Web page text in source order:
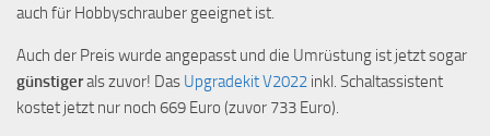
auch für Hobbyschrauber geeignet ist.
Auch der Preis wurde angepasst und die Umrüstung ist jetzt sogar
günstigerals zuvor! Das Upgradekit V2022 inkl. Schaltassistent
kostet jetzt nur noch 669 Euro (zuvor 733 Euro).